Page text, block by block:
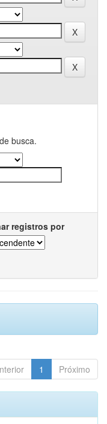
busca.
registros por
1 Próximo